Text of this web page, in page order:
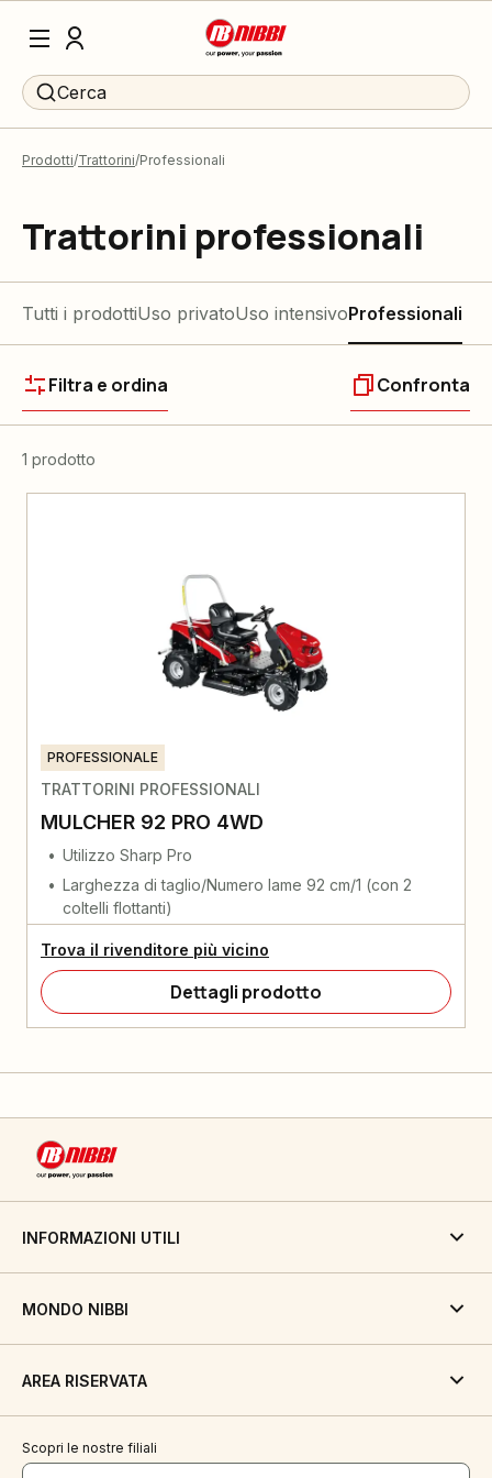
Cerca
Prodotti Trattorini Professionali
Trattorini professionali
Tutti i prodottiUso privatoUso intensivoProfessionali
Filtra e ordina Confronta
1 prodotto
PROFESSIONALE
TRATTORINI PROFESSIONALI
MULCHER 92 PRO 4WD
Utilizzo Sharp Pro
Larghezza di taglio/Numero lame 92 cm/1 (con 2
coltelli flottanti)
Trova il rivenditore più vicino
Dettagli prodotto
INFORMAZIONI UTILI
MONDO NIBBI
AREA RISERVATA
Scopri le nostre filiali